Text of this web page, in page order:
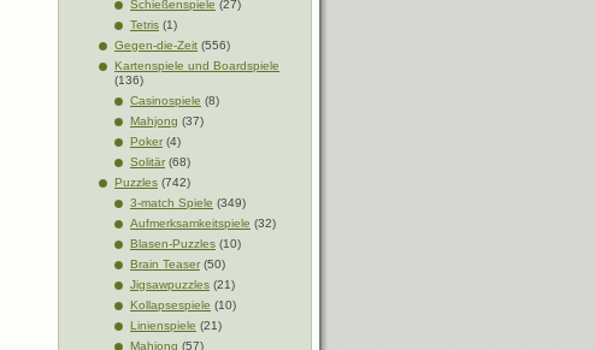
Schießenspiele (27)
Tetris (1)
Gegen-die-Zeit (556)
Kartenspiele und Boardspiele
(136)
Casinospiele (8)
Mahjong (37)
Poker(4)
Solitär(68)
Puzzles (742)
3-match Spiele (349)
Aufmerksamkeitspiele (32)
Blasen-Puzzles (10)
Brain Teaser(50)
Jigsawpuzzles (21)
Kollapsespiele (10)
Linienspiele (21)
Mahjong (57)